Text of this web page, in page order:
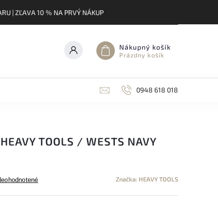
| ZĽAVA 10 % NA PRVÝ NÁKUP
Nákupný košík
Prázdny košík
0948 618 018
TOOLS / WESTS NAVY
Značka: HEAVY TOOLS